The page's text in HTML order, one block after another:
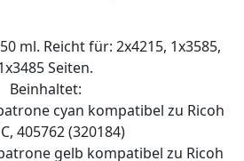
ml. Reicht für: 2x4215, 1x3585,
Seiten.
Beinhaltet:
cyan kompatibel zu Ricoh
405762 (320184)
gelb kompatibel zu Ricoh